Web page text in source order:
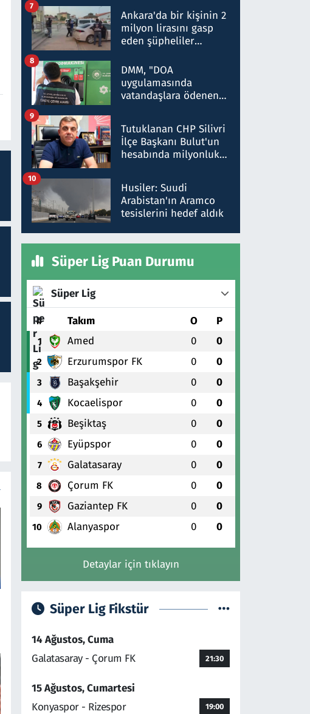
ifadelerinden ortaya
çıkan tablo şok etti
Ankara'da bir kişinin 2
milyon lirasını gasp
eden şüpheliler
7
DMM, "DOA
uygulamasında
vatandaşlara ödenen
düşürüldüğü" iddiasını
yalanladı
8
Tutuklanan CHP Silivri
İlçe Başkanı Bulut'un
hesabında milyonluk
talimat verdi, ben
gönderdim
9
Husiler: Suudi
Arabistan'ın Aramco
tesislerini hedef aldık
10
Süper Lig Puan Durumu
Süper Lig
# Takım O P
1 Amed 0 0
2 Erzurumspor FK 0 0
3 Başakşehir 0 0
4 Kocaelispor 0 0
5 Beşiktaş 0 0
6 Eyüpspor 0 0
7 Galatasaray 0 0
8 Çorum FK 0 0
9 Gaziantep FK 0 0
10 Alanyaspor 0 0
Detaylar için tıklayın
Süper Lig Fikstür
14 Ağustos, Cuma
Galatasaray - Çorum FK
21:30
15 Ağustos, Cumartesi
Konyaspor - Rizespor
19:00